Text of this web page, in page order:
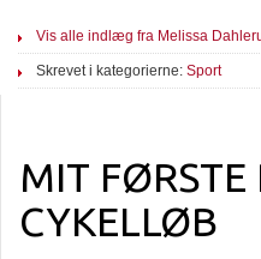
Vis alle indlæg fra Melissa
Skrevet i kategorierne: Sport
MIT FØRSTE
CYKELLØB